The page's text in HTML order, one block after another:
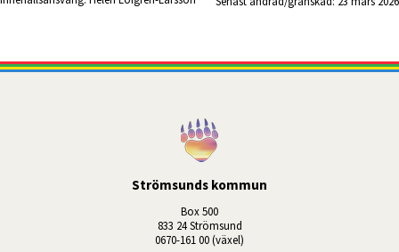
Strömsunds kommun
Box 500
833 24 Strömsund
0670-161 00 (växel)